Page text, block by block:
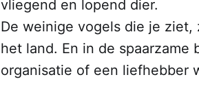
vliegend en lopend dier.
De weinige vogels die je
het land. En in de spaarzame
organisatie of een liefhebber